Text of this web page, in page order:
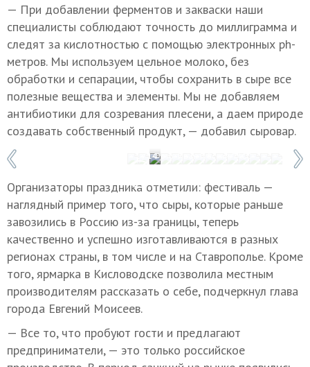
— При добавлении ферментов и закваски наши
специалисты соблюдают точность до миллиграмма и
следят за кислотностью с помощью электронных ph-
метров. Мы используем цельное молоко, без
обработки и сепарации, чтобы сохранить в сыре все
полезные вещества и элементы. Мы не добавляем
антибиотики для созревания плесени, а даем природе
создавать собственный продукт, — добавил сыровар.
Фото: Иван Губский/ТАСС
1 / 14
Организаторы праздника отметили: фестиваль —
наглядный пример того, что сыры, которые раньше
завозились в Россию из-за границы, теперь
качественно и успешно изготавливаются в разных
регионах страны, в том числе и на Ставрополье. Кроме
того, ярмарка в Кисловодске позволила местным
производителям рассказать о себе, подчеркнул глава
города Евгений Моисеев.
— Все то, что пробуют гости и предлагают
предприниматели, — это только российское